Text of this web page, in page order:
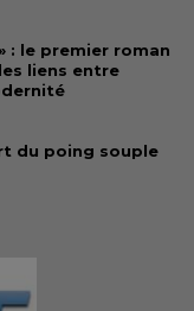
: le premier roman
liens entre
du poing souple